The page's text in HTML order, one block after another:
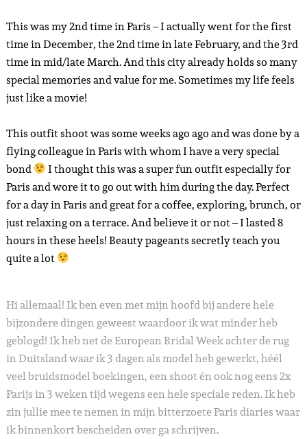
This was my 2nd time in Paris – I actually went for the first
time in December, the 2nd time in late February, and the 3rd
time in mid/late March. And this city already holds so many
special memories and value for me. Sometimes my life feels
just like a movie!
This outfit shoot was some weeks ago ago and was done by a
flying colleague in Paris with whom I have a very special
bond
I thought this was a super fun outfit especially for
Paris and wore it to go out with him during the day. Perfect
for a day in Paris and great for a coffee, exploring, brunch, or
just relaxing on a terrace. And believe it or not – I lasted 8
hours in these heels! Beauty pageants secretly teach you
quite a lot
Hi allemaal! Ik ben even met mijn hoofd bij andere hele
bijzondere dingen geweest waardoor ik wat minder heb
geblogd! Ik heb net de European Bridal Week achter de rug
in Duitsland waar ik 3 dagen als model heb gewerkt, héél
veel bruidsmodel boekingen, een shoot én ook nog eens 2x
Parijs in 3 weken tijd wegens een hele speciale reden. Ik heb
zin jullie mee te nemen in mijn bitterzoete Paris diaries waar
ik binnenkort bescheiden over ga schrijven.